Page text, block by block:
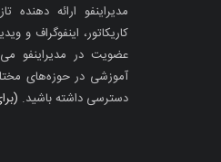
مدیراینفو ارائه دهنده
کاریکاتور، اینفوگراف و
آموزشی در حوزه‌های
دسترسی داشته باشید.